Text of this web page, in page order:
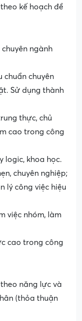
kế hoạch đề
ngành
chuẩn chuyên
Sử dụng thành
thực, chủ
cao trong công
logic, khoa học.
chuyên nghiệp;
lý công việc hiệu
việc nhóm, làm
cao trong công
năng lực và
(thỏa thuận